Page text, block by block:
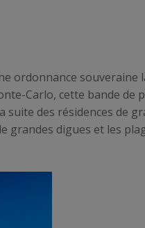
ordonnance
Carlo, cette bande de
suite des résidences de
grandes digues et les